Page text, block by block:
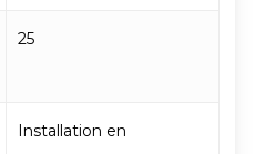
25
Installation en